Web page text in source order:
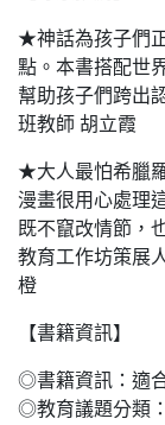
★神話為孩子們
點。本書搭配世
幫助孩子們跨出
班教師 胡立霞
★大人最怕希臘
漫畫很用心處理
既不竄改情節，
教育工作坊策展
橙
【書籍資訊】
◎書籍資訊：適
◎教育議題分類